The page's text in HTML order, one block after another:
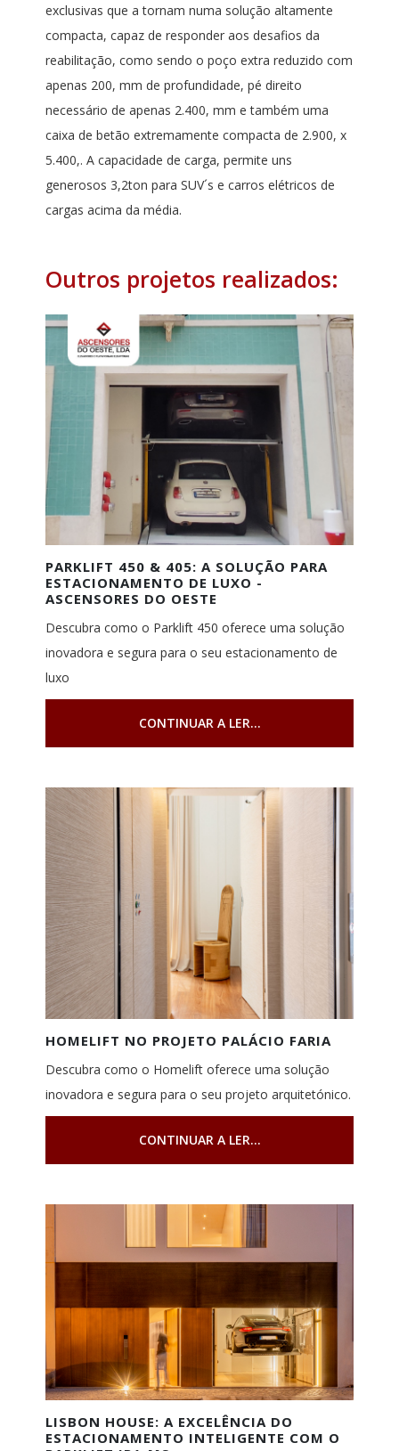
exclusivas que a tornam numa solução altamente
compacta, capaz de responder aos desafios da
reabilitação, como sendo o poço extra reduzido com
apenas 200, mm de profundidade, pé direito
necessário de apenas 2.400, mm e também uma
caixa de betão extremamente compacta de 2.900, x
5.400,. A capacidade de carga, permite uns
generosos 3,2ton para SUV´s e carros elétricos de
cargas acima da média.
Outros projetos realizados:
PARKLIFT 450 & 405: A SOLUÇÃO PARA
ESTACIONAMENTO DE LUXO -
ASCENSORES DO OESTE
Descubra como o Parklift 450 oferece uma solução
inovadora e segura para o seu estacionamento de
luxo
CONTINUAR A LER...
HOMELIFT NO PROJETO PALÁCIO FARIA
Descubra como o Homelift oferece uma solução
inovadora e segura para o seu projeto arquitetónico.
CONTINUAR A LER...
LISBON HOUSE: A EXCELÊNCIA DO
ESTACIONAMENTO INTELIGENTE COM O